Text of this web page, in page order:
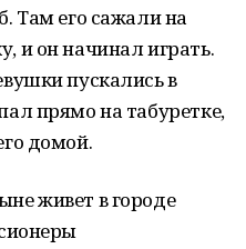
Там его сажали на
и он начинал играть.
пускались в
прямо на табуретке,
домой.
живет в городе